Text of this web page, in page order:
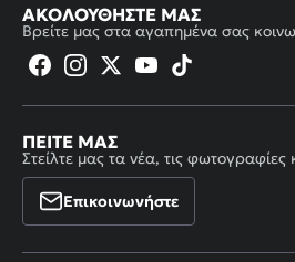
ΑΚΟΛΟΥΘΉΣΤΕ ΜΑΣ
Βρείτε μας στα αγαπημένα σας
ΠΕΊΤΕ ΜΑΣ
Στείλτε μας τα νέα, τις
Επικοινωνήστε